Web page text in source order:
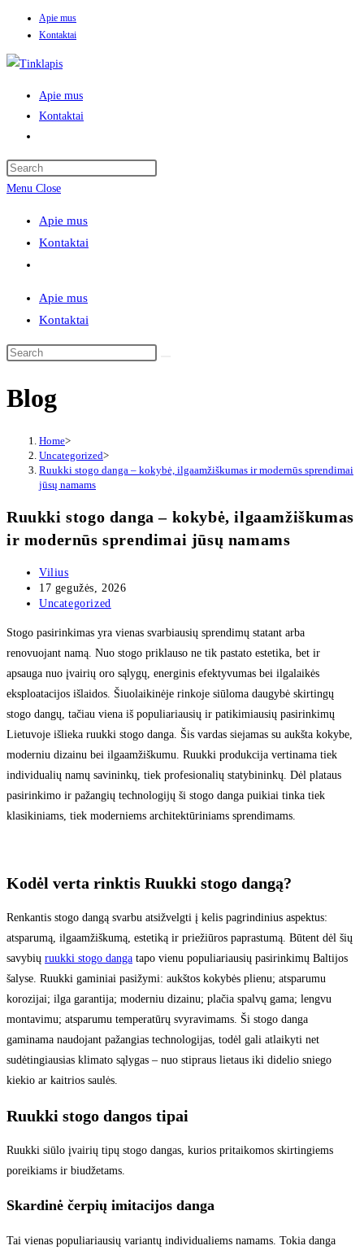
content
Apie mus
Kontaktai
Apie mus
Kontaktai
search
Menu Close
Apie mus
Kontaktai
search
Apie mus
Kontaktai
Blog
Home>
Uncategorized>
Ruukki stogo danga – kokybė, ilgaamžiškumas ir modernūs sprendimai
jūsų namams
Ruukki stogo danga – kokybė, ilgaamžiškumas
ir modernūs sprendimai jūsų namams
Post
author:
Vilius
Post
published:
17 gegužės, 2026
Post
Uncategorized
Stogo pasirinkimas yra vienas svarbiausių sprendimų statant arba
renovuojant namą. Nuo stogo priklauso ne tik pastato estetika, bet ir
apsauga nuo įvairių oro sąlygų, energinis efektyvumas bei ilgalaikės
eksploatacijos išlaidos. Šiuolaikinėje rinkoje siūloma daugybė skirtingų
stogo dangų, tačiau viena iš populiariausių ir patikimiausių pasirinkimų
Lietuvoje išlieka ruukki stogo danga. Šis vardas siejamas su aukšta kokybe,
moderniu dizainu bei ilgaamžiškumu. Ruukki produkcija vertinama tiek
individualių namų savininkų, tiek profesionalių statybininkų. Dėl plataus
pasirinkimo ir pažangių technologijų ši stogo danga puikiai tinka tiek
klasikiniams, tiek moderniems architektūriniams sprendimams.
Kodėl verta rinktis Ruukki stogo dangą?
Renkantis stogo dangą svarbu atsižvelgti į kelis pagrindinius aspektus:
atsparumą, ilgaamžiškumą, estetiką ir priežiūros paprastumą. Būtent dėl šių
savybių ruukki stogo danga tapo vienu populiariausių pasirinkimų Baltijos
šalyse. Ruukki gaminiai pasižymi: aukštos kokybės plienu; atsparumu
korozijai; ilga garantija; moderniu dizainu; plačia spalvų gama; lengvu
montavimu; atsparumu temperatūrų svyravimams. Ši stogo danga
gaminama naudojant pažangias technologijas, todėl gali atlaikyti net
sudėtingiausias klimato sąlygas – nuo stipraus lietaus iki didelio sniego
kiekio ar kaitrios saulės.
Ruukki stogo dangos tipai
Ruukki siūlo įvairių tipų stogo dangas, kurios pritaikomos skirtingiems
poreikiams ir biudžetams.
Skardinė čerpių imitacijos danga
Tai vienas populiariausių variantų individualiems namams. Tokia danga